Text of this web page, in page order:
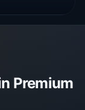
Premium